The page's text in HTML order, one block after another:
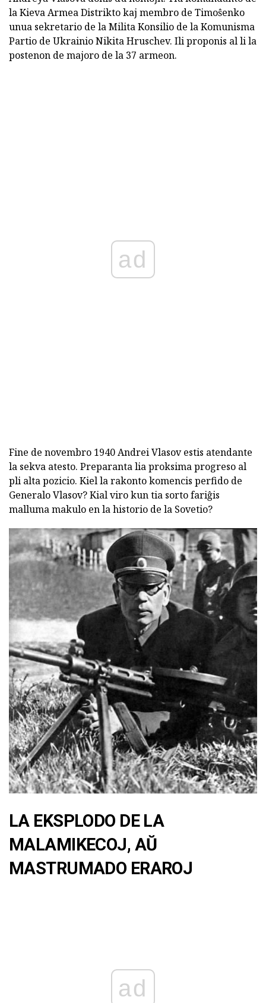
la Kieva Armea Distrikto kaj membro de Timoŝenko
unua sekretario de la Milita Konsilio de la Komunisma
Partio de Ukrainio Nikita Hruschev. Ili proponis al li la
postenon de majoro de la 37 armeon.
ad
Fine de novembro 1940 Andrei Vlasov estis atendante
la sekva atesto. Preparanta lia proksima progreso al
pli alta pozicio. Kiel la rakonto komencis perfido de
Generalo Vlasov? Kial viro kun tia sorto fariĝis
malluma makulo en la historio de la Sovetio?
LA EKSPLODO DE LA
MALAMIKECOJ, AŬ
MASTRUMADO ERAROJ
ad